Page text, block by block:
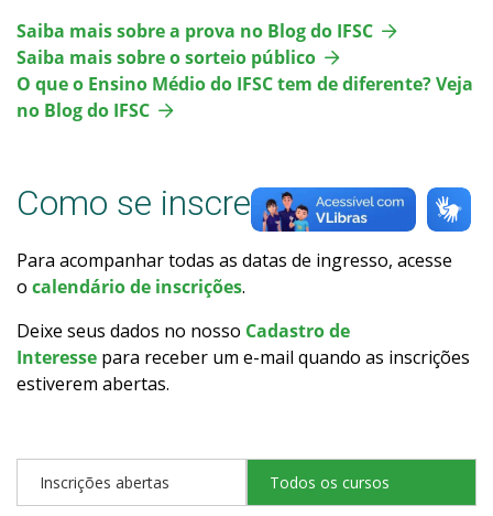
Processos Seletivos
Cotas
Vagas Ociosas
Transferências e Retornos
Orientações para Matrícula
Provas e Gabaritos
Estatísticas dos Processos Seletivos
Saiba mais sobre a prova no Blog do IFSC
Saiba mais sobre o sorteio público
O que o Ensino Médio do IFSC tem de diferente? Veja
no Blog do IFSC
Como se inscrever
Para acompanhar todas as datas de ingresso, acesse
o calendário de inscrições.
Deixe seus dados no nosso Cadastro de
Interesse para receber um e-mail quando as inscrições
estiverem abertas.
Inscrições abertas Todos os cursos